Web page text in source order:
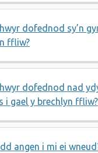
dofednod sy’n
ffliw?
dofednod nad
i gael y brechlyn ffliw?
angen i mi ei